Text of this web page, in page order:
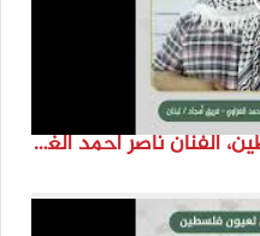
انتماء2021: موال لعيون فلسطين، الفنان ناصر احمد الغزاوي -فريق أمجاد ، لبنان